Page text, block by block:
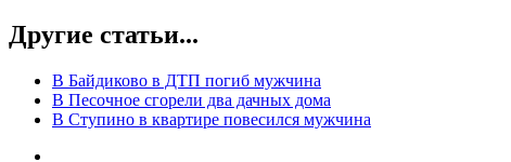
Другие статьи...
В Байдиково в ДТП погиб мужчина
В Песочное сгорели два дачных дома
В Ступино в квартире повесился мужчина